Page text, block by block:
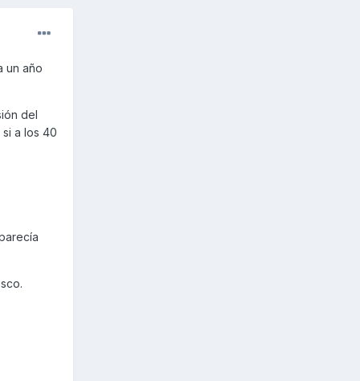
un año
del
a los 40